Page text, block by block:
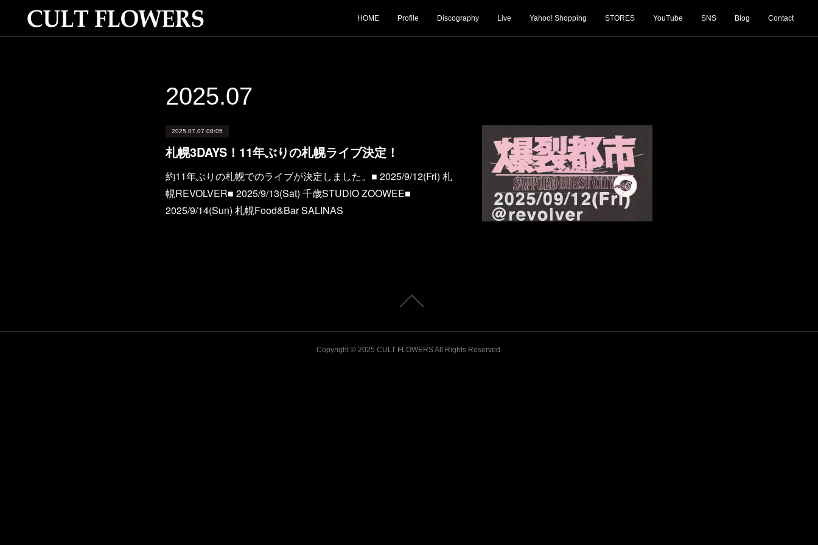
HOME Profile Discography Live Yahoo! Shopping STORES YouTube SNS Blog Contact
2025.07
2025.07.07 08:05
札幌3DAYS！11年ぶりの札幌ライブ決定！
約11年ぶりの札幌でのライブが決定しました。■ 2025/9/12(Fri) 札
幌REVOLVER■ 2025/9/13(Sat) 千歳STUDIO ZOOWEE■
2025/9/14(Sun) 札幌Food&Bar SALINAS
Copyright © 2025 CULT FLOWERS All Rights Reserved.